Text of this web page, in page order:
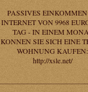
PASSIVES
INTERNET VON 9968
TAG - IN EINEM
KONNEN SIE SICH EINE
WOHNUNG KAUFEN:
http://xsle.net/